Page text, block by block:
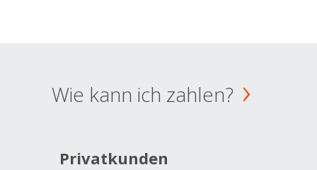
Wie kann ich zahlen?
Privatkunden